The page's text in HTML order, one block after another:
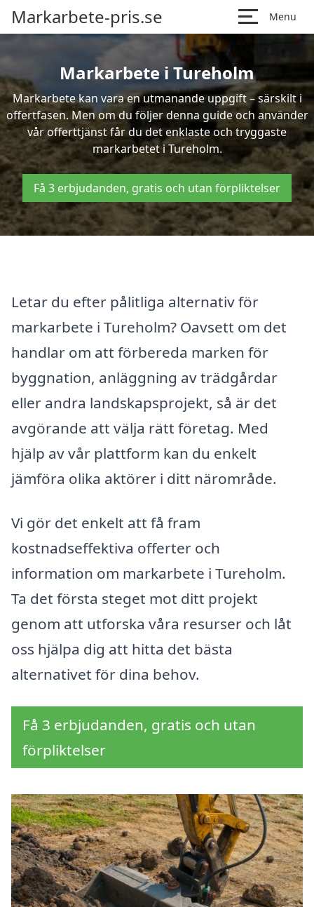
Markarbete-pris.se Menu
Markarbete i Tureholm
Markarbete kan vara en utmanande uppgift – särskilt i
offertfasen. Men om du följer denna guide och använder
vår offerttjänst får du det enklaste och tryggaste
markarbetet i Tureholm.
Få 3 erbjudanden, gratis och utan förpliktelser
Letar du efter pålitliga alternativ för
markarbete i Tureholm? Oavsett om det
handlar om att förbereda marken för
byggnation, anläggning av trädgårdar
eller andra landskapsprojekt, så är det
avgörande att välja rätt företag. Med
hjälp av vår plattform kan du enkelt
jämföra olika aktörer i ditt närområde.
Vi gör det enkelt att få fram
kostnadseffektiva offerter och
information om markarbete i Tureholm.
Ta det första steget mot ditt projekt
genom att utforska våra resurser och låt
oss hjälpa dig att hitta det bästa
alternativet för dina behov.
Få 3 erbjudanden, gratis och utan
förpliktelser